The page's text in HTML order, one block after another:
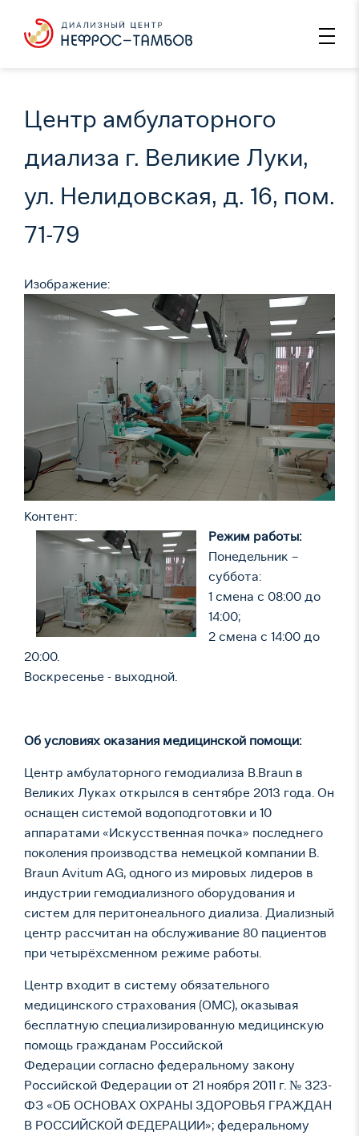
Центр амбулаторного
диализа г. Великие Луки,
ул. Нелидовская, д. 16, пом.
71-79
Изображение:
Контент:
Режим работы:
Понедельник –
суббота:
1 смена с 08:00 до
14:00;
2 смена с 14:00 до
20:00.
Воскресенье - выходной.
Об условиях оказания медицинской помощи:
Центр амбулаторного гемодиализа B.Braun в
Великих Луках открылся в сентябре 2013 года. Он
оснащен системой водоподготовки и 10
аппаратами «Искусственная почка» последнего
поколения производства немецкой компании B.
Braun Avitum AG, одного из мировых лидеров в
индустрии гемодиализного оборудования и
систем для перитонеального диализа. Диализный
центр рассчитан на обслуживание 80 пациентов
при четырёхсменном режиме работы.
Центр входит в систему обязательного
медицинского страхования (ОМС), оказывая
бесплатную специализированную медицинскую
помощь гражданам Российской
Федерации согласно федеральному закону
Российской Федерации от 21 ноября 2011 г. № 323-
ФЗ «ОБ ОСНОВАХ ОХРАНЫ ЗДОРОВЬЯ ГРАЖДАН
В РОССИЙСКОЙ ФЕДЕРАЦИИ»; федеральному